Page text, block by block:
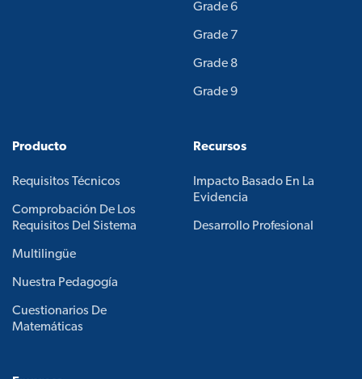
Grade 6
Grade 7
Grade 8
Grade 9
Producto
Requisitos Técnicos
Comprobación De Los
Requisitos Del Sistema
Multilingüe
Nuestra Pedagogía
Cuestionarios De
Matemáticas
Recursos
Impacto Basado En La
Evidencia
Desarrollo Profesional